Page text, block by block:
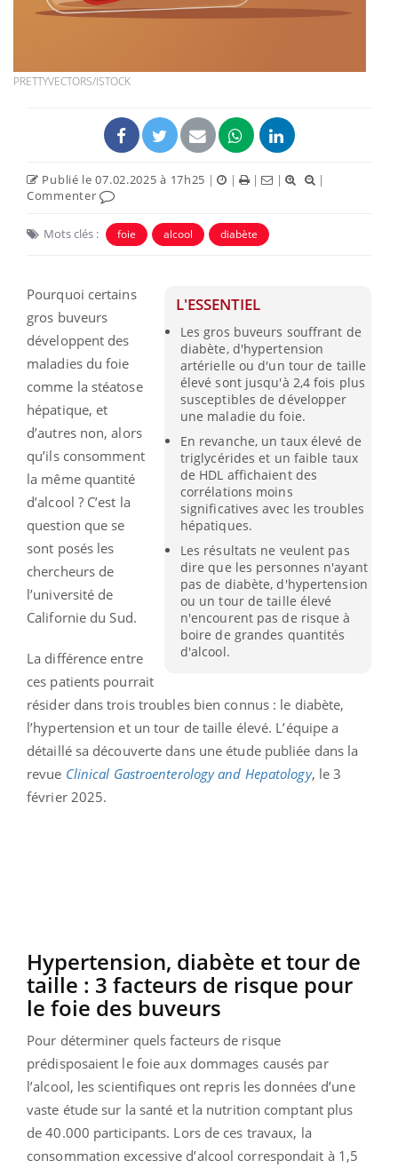
PRETTYVECTORS/ISTOCK
Publié le 07.02.2025 à 17h25 | | | |
|
Commenter
Mots clés : foie alcool diabète
L'ESSENTIEL
Les gros buveurs souffrant de
diabète, d'hypertension
artérielle ou d'un tour de taille
élevé sont jusqu'à 2,4 fois plus
susceptibles de développer
une maladie du foie.
En revanche, un taux élevé de
triglycérides et un faible taux
de HDL affichaient des
corrélations moins
significatives avec les troubles
hépatiques.
Les résultats ne veulent pas
dire que les personnes n'ayant
pas de diabète, d'hypertension
ou un tour de taille élevé
n'encourent pas de risque à
boire de grandes quantités
d'alcool.
Pourquoi certains
gros buveurs
développent des
maladies du foie
comme la stéatose
hépatique, et
d’autres non, alors
qu’ils consomment
la même quantité
d’alcool ? C’est la
question que se
sont posés les
chercheurs de
l’université de
Californie du Sud.
La différence entre
ces patients pourrait
résider dans trois troubles bien connus : le diabète,
l’hypertension et un tour de taille élevé. L’équipe a
détaillé sa découverte dans une étude publiée dans la
revue Clinical Gastroenterology and Hepatology, le 3
février 2025.
Hypertension, diabète et tour de
taille : 3 facteurs de risque pour
le foie des buveurs
Pour déterminer quels facteurs de risque
prédisposaient le foie aux dommages causés par
l’alcool, les scientifiques ont repris les données d’une
vaste étude sur la santé et la nutrition comptant plus
de 40.000 participants. Lors de ces travaux, la
consommation excessive d’alcool correspondait à 1,5